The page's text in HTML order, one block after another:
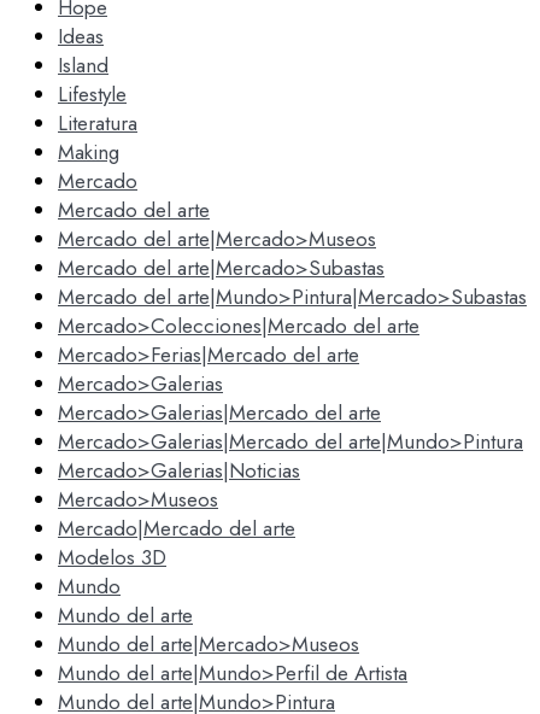
Hope
Ideas
Island
Lifestyle
Literatura
Making
Mercado
Mercado del arte
Mercado del arte|Mercado>Museos
Mercado del arte|Mercado>Subastas
Mercado del arte|Mundo>Pintura|Mercado>Subastas
Mercado>Colecciones|Mercado del arte
Mercado>Ferias|Mercado del arte
Mercado>Galerias
Mercado>Galerias|Mercado del arte
Mercado>Galerias|Mercado del arte|Mundo>Pintura
Mercado>Galerias|Noticias
Mercado>Museos
Mercado|Mercado del arte
Modelos 3D
Mundo
Mundo del arte
Mundo del arte|Mercado>Museos
Mundo del arte|Mundo>Perfil de Artista
Mundo del arte|Mundo>Pintura